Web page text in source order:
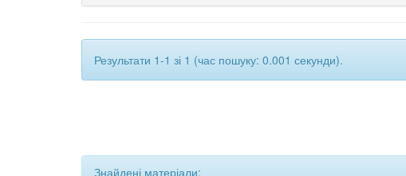
Результати 1-1 зі 1 (час пошуку: 0.001 секунди).
Знайдені матеріали: